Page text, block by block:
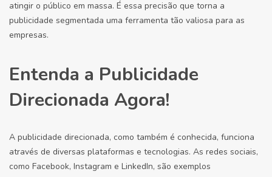
atingir o público em massa. É essa precisão que torna a
publicidade segmentada uma ferramenta tão valiosa para as
empresas.
Entenda a Publicidade
Direcionada Agora!
A publicidade direcionada, como também é conhecida, funciona
através de diversas plataformas e tecnologias. As redes sociais,
como Facebook, Instagram e LinkedIn, são exemplos